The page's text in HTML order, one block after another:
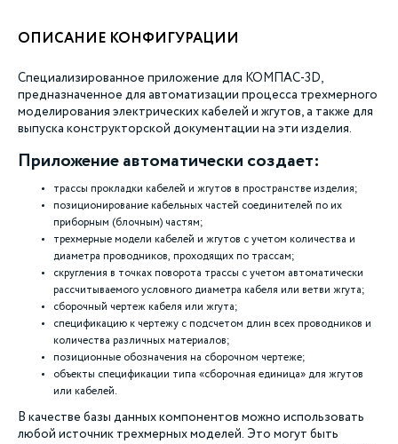
ОПИСАНИЕ КОНФИГУРАЦИИ
Специализированное приложение для КОМПАС-3D,
предназначенное для автоматизации процесса трехмерного
моделирования электрических кабелей и жгутов, а также для
выпуска конструкторской документации на эти изделия.
Приложение автоматически создает:
трассы прокладки кабелей и жгутов в пространстве изделия;
позиционирование кабельных частей соединителей по их
приборным (блочным) частям;
трехмерные модели кабелей и жгутов с учетом количества и
диаметра проводников, проходящих по трассам;
скругления в точках поворота трассы с учетом автоматически
рассчитываемого условного диаметра кабеля или ветви жгута;
сборочный чертеж кабеля или жгута;
спецификацию к чертежу с подсчетом длин всех проводников и
количества различных материалов;
позиционные обозначения на сборочном чертеже;
объекты спецификации типа «сборочная единица» для жгутов
или кабелей.
В качестве базы данных компонентов можно использовать
любой источник трехмерных моделей. Это могут быть